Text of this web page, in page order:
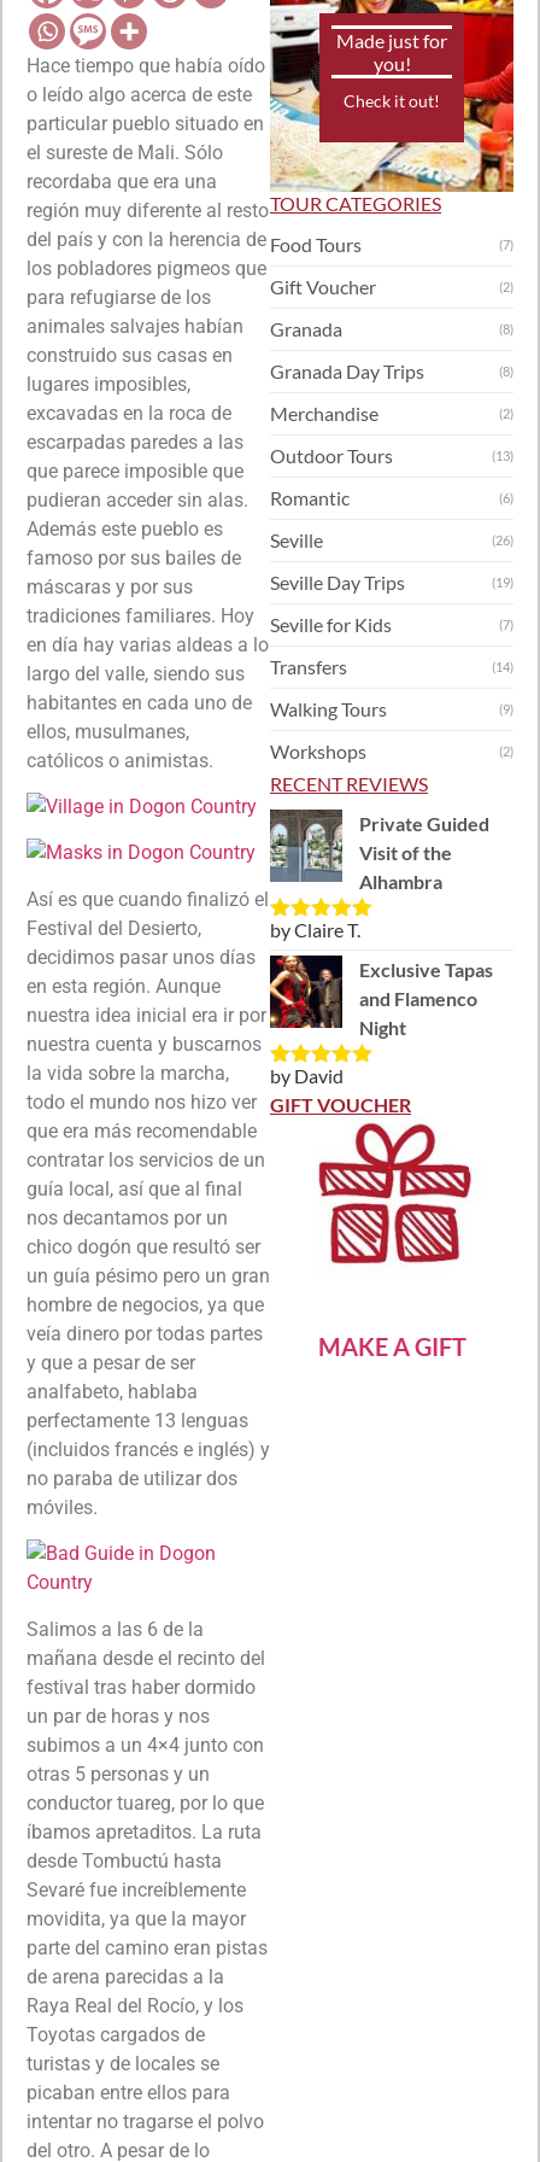
Hace tiempo que había oído
o leído algo acerca de este
particular pueblo situado en
el sureste de Mali. Sólo
recordaba que era una
región muy diferente al resto
del país y con la herencia de
los pobladores pigmeos que
para refugiarse de los
animales salvajes habían
construido sus casas en
lugares imposibles,
excavadas en la roca de
escarpadas paredes a las
que parece imposible que
pudieran acceder sin alas.
Además este pueblo es
famoso por sus bailes de
máscaras y por sus
tradiciones familiares. Hoy
en día hay varias aldeas a lo
largo del valle, siendo sus
habitantes en cada uno de
ellos, musulmanes,
católicos o animistas.
Así es que cuando finalizó el
Festival del Desierto,
decidimos pasar unos días
en esta región. Aunque
nuestra idea inicial era ir por
nuestra cuenta y buscarnos
la vida sobre la marcha,
todo el mundo nos hizo ver
que era más recomendable
contratar los servicios de un
guía local, así que al final
nos decantamos por un
chico dogón que resultó ser
un guía pésimo pero un gran
hombre de negocios, ya que
veía dinero por todas partes
y que a pesar de ser
analfabeto, hablaba
perfectamente 13 lenguas
(incluidos francés e inglés) y
no paraba de utilizar dos
móviles.
Salimos a las 6 de la
mañana desde el recinto del
festival tras haber dormido
un par de horas y nos
subimos a un 4×4 junto con
otras 5 personas y un
conductor tuareg, por lo que
íbamos apretaditos. La ruta
desde Tombuctú hasta
Sevaré fue increíblemente
movidita, ya que la mayor
parte del camino eran pistas
de arena parecidas a la
Raya Real del Rocío, y los
Toyotas cargados de
turistas y de locales se
picaban entre ellos para
intentar no tragarse el polvo
del otro. A pesar de lo
Made just for
you!
Check it out!
TOUR CATEGORIES
Food Tours
(7)
Gift Voucher (2)
Granada (8)
Granada Day Trips (8)
Merchandise (2)
Outdoor Tours (13)
Romantic (6)
Seville (26)
Seville Day Trips (19)
Seville for Kids (7)
Transfers (14)
Walking Tours (9)
Workshops (2)
RECENT REVIEWS
Private Guided
Visit of the
Alhambra
Rated5out
of 5
by Claire T.
Exclusive Tapas
and Flamenco
Night
Rated5out
of 5
by David
GIFT VOUCHER
MAKE A GIFT